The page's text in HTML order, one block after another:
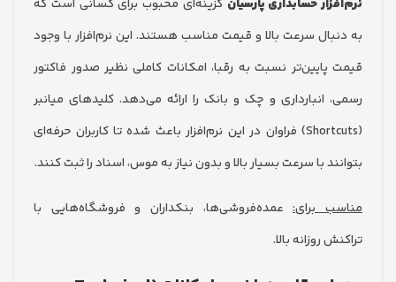
حسابداری پارسیانگزینه‌ای محبوب برای کسانی است که
سرعت بالا و قیمت مناسب هستند. این نرم‌افزار با وجود
نسبت به رقبا، امکانات کاملی نظیر صدور فاکتور
انبارداری و چک و بانک را ارائه می‌دهد. کلیدهای میانبر
(Shortcuts) فراوان در این نرم‌افزار باعث شده تا کاربران حرفه‌ای
با سرعت بسیار بالا و بدون نیاز به موس، اسناد را ثبت کنند.
برای:عمده‌فروشی‌ها، بنکداران و فروشگاه‌هایی با
روزانه بالا.